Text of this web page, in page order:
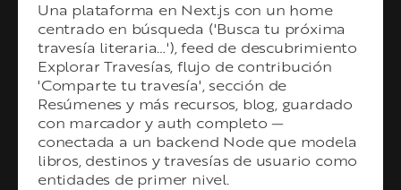
Una plataforma en Next.js con un home
centrado en búsqueda ('Busca tu próxima
travesía literaria…'), feed de descubrimiento
Explorar Travesías, flujo de contribución
'Comparte tu travesía', sección de
Resúmenes y más recursos, blog, guardado
con marcador y auth completo —
conectada a un backend Node que modela
libros, destinos y travesías de usuario como
entidades de primer nivel.